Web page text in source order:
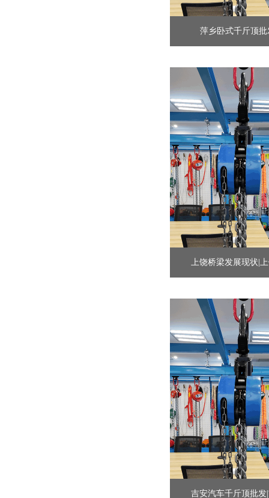
萍乡卧式千斤顶
上饶桥梁发展现状|
吉安汽车千斤顶批发